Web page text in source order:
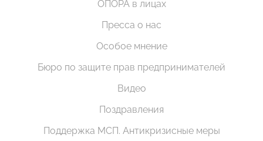
ОПОРА в лицах
Пресса о нас
Особое мнение
Бюро по защите прав предпринимателей
Видео
Поздравления
Поддержка МСП. Антикризисные меры